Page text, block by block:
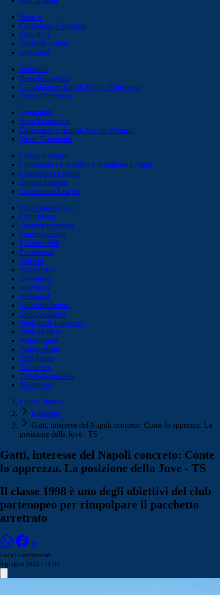
Serie A
Calendario e Risultati
Classifica
Prossime Partite
Marcatori
Giovanili
Rosa Primavera
Calendario e risultati Napoli Primavera
News Primavera
Femminile
Rosa Femminile
Calendario e risultati Napoli Women
News Femminile
Coppe Europee
Calendario e Classifica Champions League
Champions League
Europa League
Conference League
Calcionapoli1926
Cittaceleste
Derbyderbyderby
Fantamagazine
FCInter1908
Forzaroma
Golssip
Hellas1903
Ilmilanista
Juvenews
Mediagol
Milanistichannel
Mondoudinese
Notiziecalciomercato
Numericalcio
Padovasport
Pianetamilan
SOS Fanta
Toronews
Tuttobolognaweb
Violanews
Calcio Napoli
Rassegna
Gatti, interesse del Napoli concreto: Conte lo apprezza. La
posizione della Juve - TS
Gatti, interesse del Napoli concreto: Conte
lo apprezza. La posizione della Juve - TS
Il classe 1998 è uno degli obiettivi del club
partenopeo per rimpolpare il pacchetto
arretrato
Luca Buonincontri
4 giugno 2025 - 11:55